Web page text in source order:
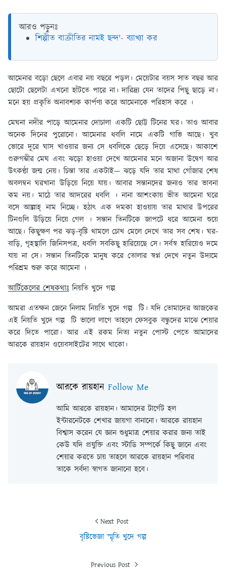
আরও পড়ুনঃ
শিল্পীত বাক্রীতির নামই ছন্দ'- ব্যাখ্যা কর
আমেনার বড়ো ছেলে এবার নয় বছরে পড়ল। মেয়েটার বয়স সাত বছর আর
ছোটো ছেলেটা এখনো হাঁটতে পারে না। দারিদ্র্য যেন তাদের পিছু ছাড়ে না।
মনে হয় প্রকৃতি অনাবশ্যক কার্পণ্য করে আমেনাকে পরিহাস করে ।
মেঘনা নদীর পাড়ে আমেনার দোচালা একটি ছোট্ট টিনের ঘর। তাও আবার
অনেক দিনের পুরোনো। আমেনার ধবলি নামে একটি গাভি আছে। খুব
ভোরে দূরে ঘাস খাওয়ার জন্য সে ধবলিকে ছেড়ে দিয়ে এসেছে। আকাশে
গুরুগম্ভীর মেঘ এবং ঝড়ো হাওয়া দেখে আমেনার মনে অজানা উদ্বেগ আর
উৎকণ্ঠা জন্ম নেয়। চিন্তা তার একটাই— ঝড়ে যদি তার মাথা গোঁজার শেষ
অবলম্বন ঘরখানা উড়িয়ে নিয়ে যায়। আবার সন্তানদের জন্যও তার ভাবনা
কম নয়। মাঠে তার আদরের ধবলি । নানা আশংকায় ভীত আমেনা ঘরে
বসে আল্লাহ্ নাম নিচ্ছে। হঠাৎ এক দমকা হাওয়ায় তার মাথার উপরের
টিনগুলি উড়িয়ে নিয়ে গেল । সন্তান তিনটিকে জাপটে ধরে আমেনা শুয়ে
আছে। কিছুক্ষণ পর ঝড়-বৃষ্টি থামলে চোখ মেলে দেখে তার সব শেষ। ঘর-
বাড়ি, গৃহস্থালি জিনিসপত্র, ধবলি সবকিছু হারিয়েছে সে। সর্বস্ব হারিয়েও দমে
যায় না সে। সন্তান তিনটিকে মানুষ করে তোলার স্বপ্ন দেখে নতুন উদ্যমে
পরিশ্রম শুরু করে আমেনা ।
আর্টিকেলের শেষকথাঃ নিয়তি খুদে গল্প
আমরা এতক্ষন জেনে নিলাম নিয়তি খুদে গল্প টি। যদি তোমাদের আজকের
এই নিয়তি খুদে গল্প টি ভালো লাগে তাহলে ফেসবুক বন্ধুদের মাঝে শেয়ার
করে দিতে পারো। আর এই রকম নিত্য নতুন পোস্ট পেতে আমাদের
আরকে রায়হান ওয়েবসাইটের সাথে থাকো।
আরকে রায়হান Follow Me
আমি আরকে রায়হান। আমাদের টার্গেট হল
ইন্টারনেটকে শেখার জায়গা বানানো। আরকে রায়হান
বিশ্বাস করেন যে জ্ঞান শুধুমাত্র শেয়ার করার জন্য তাই
কেউ যদি প্রযুক্তি এবং স্টাডি সম্পর্কে কিছু জানে এবং
শেয়ার করতে চায় তাহলে আরকে রায়হান পরিবার
তাকে সর্বদা স্বাগত জানানো হবে।
Next Post
বৃষ্টিভেজা স্মৃতি খুদে গল্প
Previous Post